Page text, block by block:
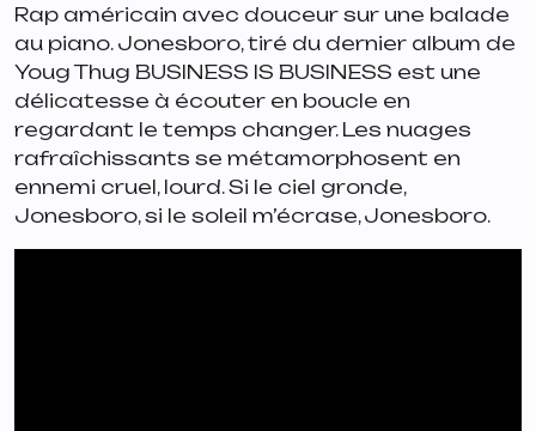
Rap américain avec douceur sur une balade
au piano. Jonesboro, tiré du dernier album de
Youg Thug BUSINESS IS BUSINESS est une
délicatesse à écouter en boucle en
regardant le temps changer. Les nuages
rafraîchissants se métamorphosent en
ennemi cruel, lourd. Si le ciel gronde,
Jonesboro, si le soleil m’écrase, Jonesboro.